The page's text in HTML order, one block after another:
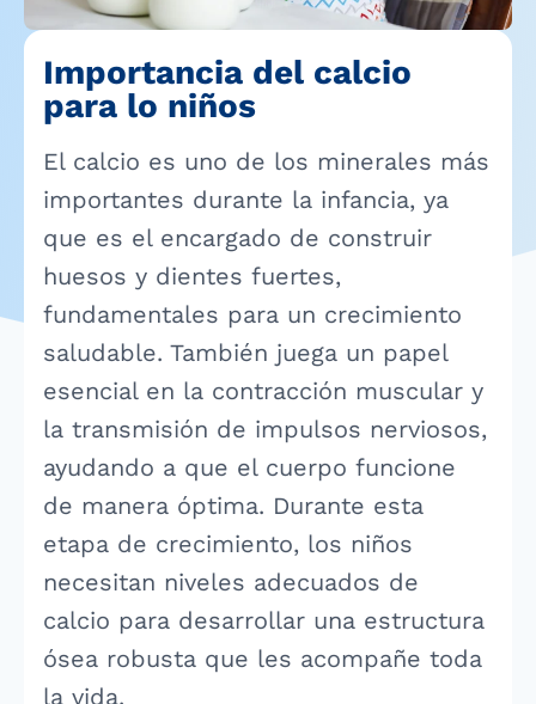
Importancia del calcio
para lo niños
El calcio es uno de los minerales más
importantes durante la infancia, ya
que es el encargado de construir
huesos y dientes fuertes,
fundamentales para un crecimiento
saludable. También juega un papel
esencial en la contracción muscular y
la transmisión de impulsos nerviosos,
ayudando a que el cuerpo funcione
de manera óptima. Durante esta
etapa de crecimiento, los niños
necesitan niveles adecuados de
calcio para desarrollar una estructura
ósea robusta que les acompañe toda
la vida.